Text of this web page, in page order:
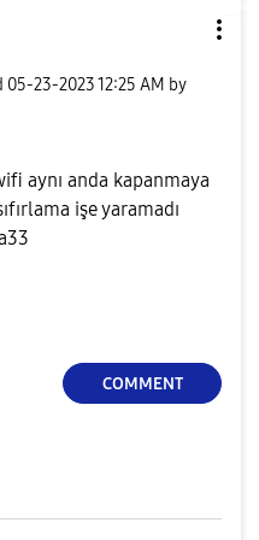
‎05-23-202312:25 AM by
aynı anda kapanmaya
işe yaramadı
COMMENT